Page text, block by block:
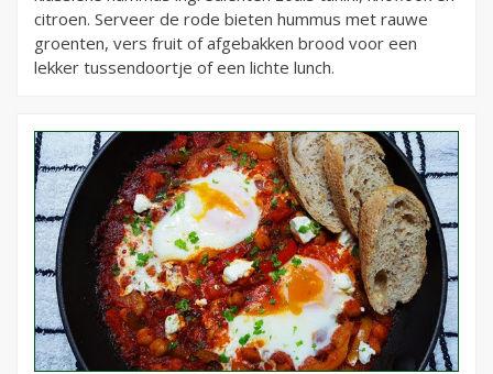
citroen. Serveer de rode bieten hummus met rauwe
groenten, vers fruit of afgebakken brood voor een
lekker tussendoortje of een lichte lunch.